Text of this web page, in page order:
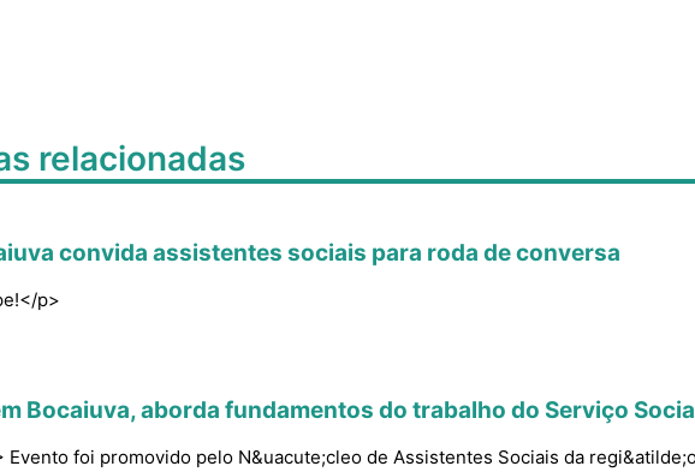
relacionadas
convida assistentes sociais para roda de conversa
p>
Bocaiuva, aborda fundamentos do trabalho do Serviço
foi promovido pelo N&uacute;cleo de Assistentes Sociais da